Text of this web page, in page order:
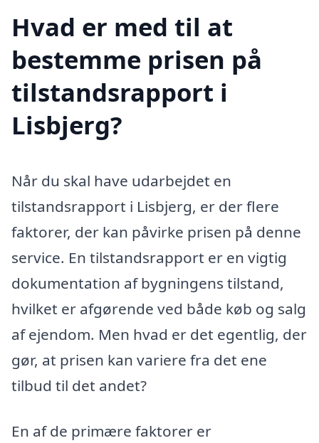
Hvad er med til at
bestemme prisen på
tilstandsrapport i
Lisbjerg?
Når du skal have udarbejdet en
tilstandsrapport i Lisbjerg, er der flere
faktorer, der kan påvirke prisen på denne
service. En tilstandsrapport er en vigtig
dokumentation af bygningens tilstand,
hvilket er afgørende ved både køb og salg
af ejendom. Men hvad er det egentlig, der
gør, at prisen kan variere fra det ene
tilbud til det andet?
En af de primære faktorer er